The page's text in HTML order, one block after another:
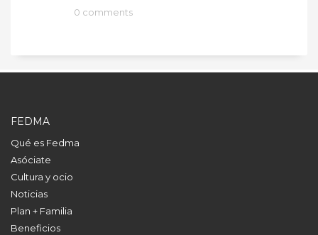
0 comments
FEDMA
Qué es Fedma
Asóciate
Cultura y ocio
Noticias
Plan + Familia
Beneficios